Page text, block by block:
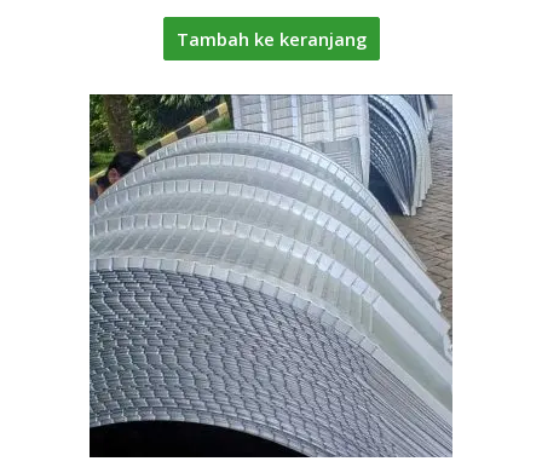
Tambah ke keranjang